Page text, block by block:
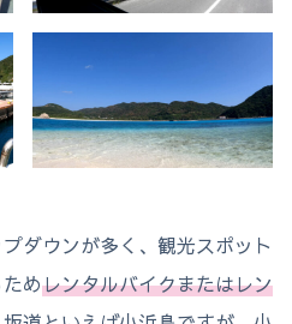
ダウンが多く、観光スポット
めレンタルバイクまたはレン